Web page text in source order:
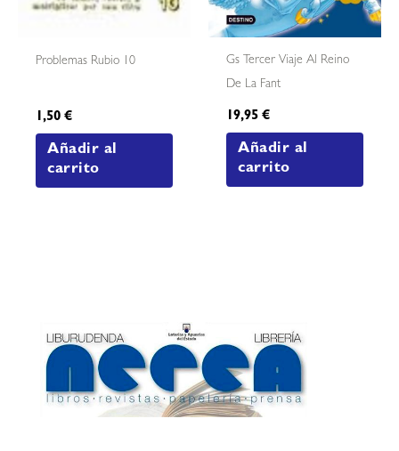
Problemas Rubio 10
1,50€
Añadir al
carrito
Gs Tercer Viaje Al Reino
De La Fant
19,95€
Añadir al
carrito